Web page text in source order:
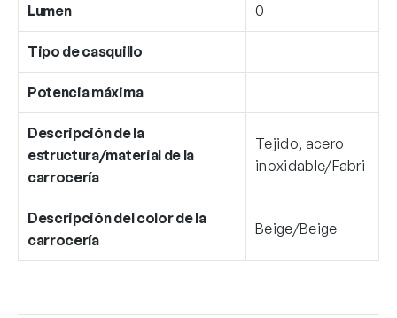
Lumen 0
Tipo de casquillo
Potencia máxima
Descripción de la
estructura/material de la
carrocería
Tejido, acero
inoxidable/Fabri
Descripción del color de la
carrocería
Beige/Beige